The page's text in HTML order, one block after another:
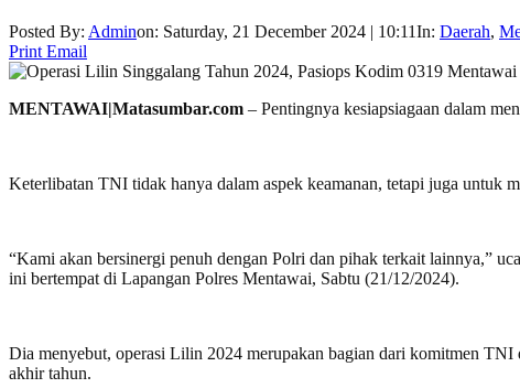
Posted By: Adminon: Saturday, 21 December 2024 | 10:11In: Daerah,
Print Email
MENTAWAI|Matasumbar.com – Pentingnya kesiapsiagaan dalam
Keterlibatan TNI tidak hanya dalam aspek keamanan, tetapi juga untuk
“Kami akan bersinergi penuh dengan Polri dan pihak terkait lainnya,”
ini bertempat di Lapangan Polres Mentawai, Sabtu (21/12/2024).
Dia menyebut, operasi Lilin 2024 merupakan bagian dari komitmen TNI
akhir tahun.